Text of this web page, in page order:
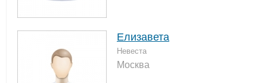
Елизавета
Невеста
Москва